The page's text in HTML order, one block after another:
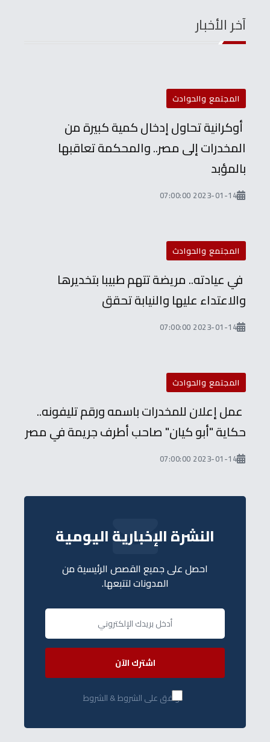
آخر الأخبار
المجتمع والحوادث
أوكرانية تحاول إدخال كمية كبيرة من
المخدرات إلى مصر.. والمحكمة تعاقبها
بالمؤبد
2023-01-14 07:00:00
المجتمع والحوادث
في عيادته.. مريضة تتهم طبيبا بتخديرها
والاعتداء عليها والنيابة تحقق
2023-01-14 07:00:00
المجتمع والحوادث
عمل إعلان للمخدرات باسمه ورقم تليفونه..
حكاية "أبو كيان" صاحب أطرف جريمة في مصر
2023-01-14 07:00:00
النشرة الإخبارية اليومية
احصل على جميع القصص الرئيسية من
المدونات لتتبعها.
اشترك الآن
أوافق على الشروط & الشروط